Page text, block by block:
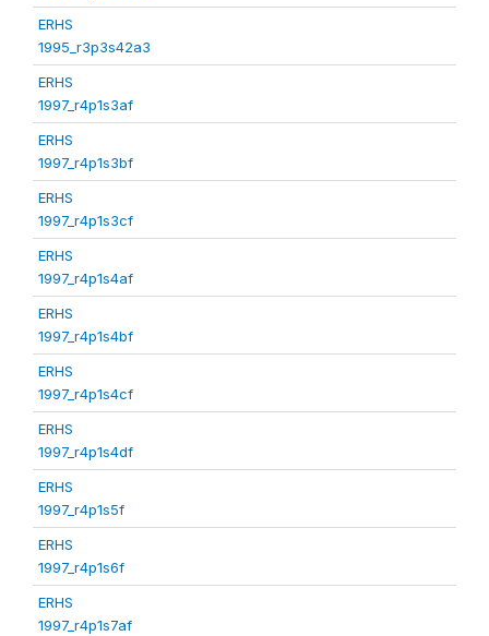
ERHS
1995_r3p3s42a3
ERHS
1997_r4p1s3af
ERHS
1997_r4p1s3bf
ERHS
1997_r4p1s3cf
ERHS
1997_r4p1s4af
ERHS
1997_r4p1s4bf
ERHS
1997_r4p1s4cf
ERHS
1997_r4p1s4df
ERHS
1997_r4p1s5f
ERHS
1997_r4p1s6f
ERHS
1997_r4p1s7af